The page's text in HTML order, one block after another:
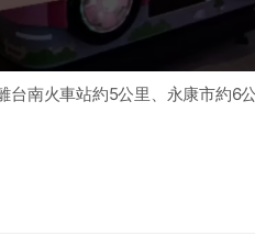
南火車站約5公里、永康市約6